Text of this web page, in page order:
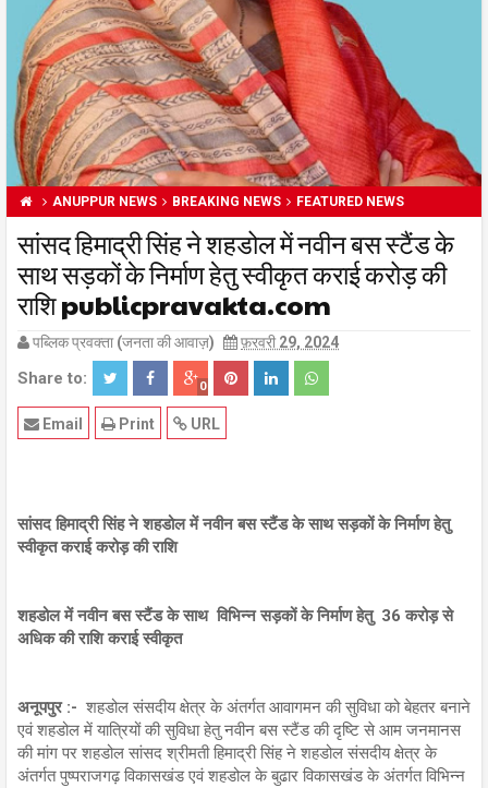
ANUPPUR NEWS BREAKING NEWS FEATURED NEWS
सांसद हिमाद्री सिंह ने शहडोल में नवीन बस स्टैंड के
साथ सड़कों के निर्माण हेतु स्वीकृत कराई करोड़ की
राशि publicpravakta.com
पब्लिक प्रवक्ता (जनता की आवाज़) फ़रवरी 29, 2024
Share to: 0
URL
Print
Email
सांसद हिमाद्री सिंह ने शहडोल में नवीन बस स्टैंड के साथ सड़कों के निर्माण हेतु
स्वीकृत कराई करोड़ की राशि
शहडोल में नवीन बस स्टैंड के साथ विभिन्न सड़कों के निर्माण हेतु 36 करोड़ से
अधिक की राशि कराई स्वीकृत
अनूपपुर :- शहडोल संसदीय क्षेत्र के अंतर्गत आवागमन की सुविधा को बेहतर बनाने
एवं शहडोल में यात्रियों की सुविधा हेतु नवीन बस स्टैंड की दृष्टि से आम जनमानस
की मांग पर शहडोल सांसद श्रीमती हिमाद्री सिंह ने शहडोल संसदीय क्षेत्र के
अंतर्गत पुष्पराजगढ़ विकासखंड एवं शहडोल के बुढार विकासखंड के अंतर्गत विभिन्न